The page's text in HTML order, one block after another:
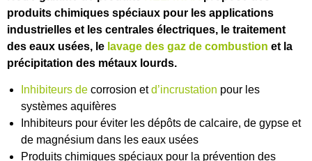
produits chimiques spéciaux pour les applications
industrielles et les centrales électriques, le traitement
des eaux usées, le lavage des gaz de combustion et la
précipitation des métaux lourds.
Inhibiteurs de corrosion etd’incrustation pour les
systèmes aquifères
Inhibiteurs pour éviter les dépôts de calcaire, de gypse et
de magnésium dans les eaux usées
Produits chimiques spéciaux pour la prévention des